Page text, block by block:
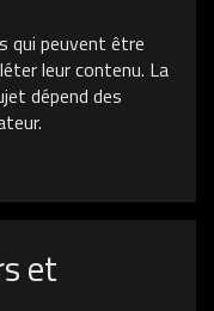
qui peuvent être
leur contenu. La
dépend des
et